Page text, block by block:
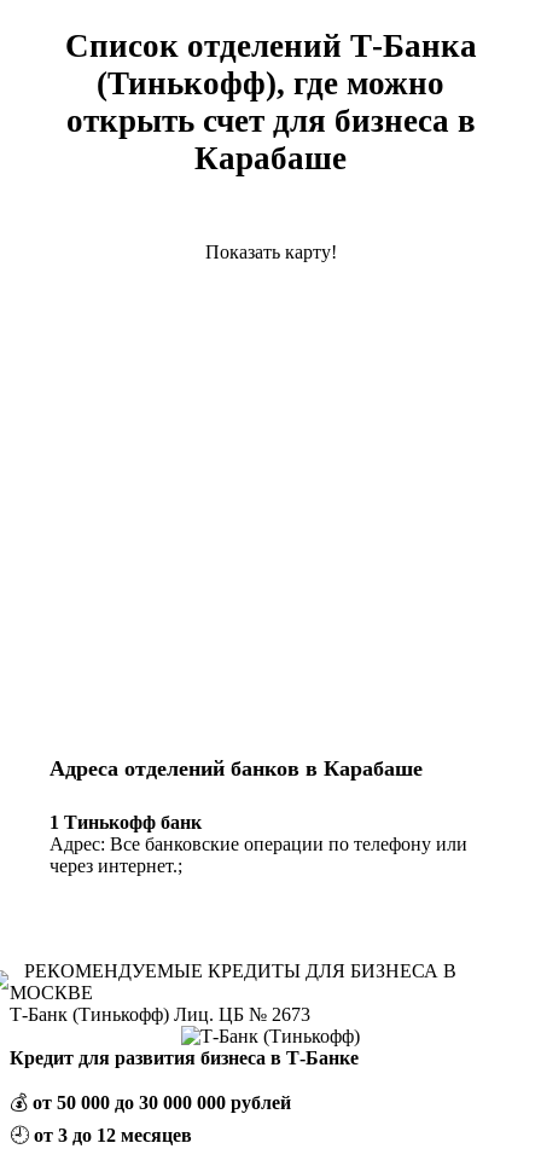
Список отделений Т-Банка
(Тинькофф), где можно
открыть счет для бизнеса в
Карабаше
Показать карту!
Адреса отделений банков в Карабаше
1 Тинькофф банк
Адрес: Все банковские операции по телефону или
через интернет.;
РЕКОМЕНДУЕМЫЕ КРЕДИТЫ ДЛЯ БИЗНЕСА В
МОСКВЕ
Т-Банк (Тинькофф) Лиц. ЦБ № 2673
Кредит для развития бизнеса в Т-Банке
💰 от 50 000 до 30 000 000 рублей
🕘 от 3 до 12 месяцев